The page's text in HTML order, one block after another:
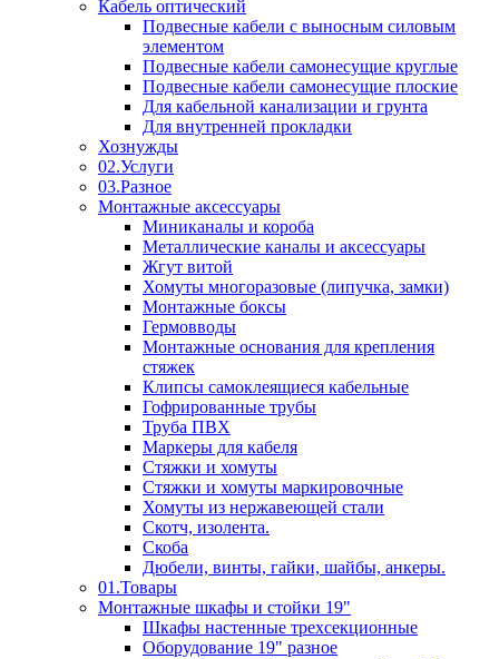
Кабель оптический
Подвесные кабели с выносным силовым
элементом
Подвесные кабели самонесущие круглые
Подвесные кабели самонесущие плоские
Для кабельной канализации и грунта
Для внутренней прокладки
Хознужды
02.Услуги
03.Разное
Монтажные аксессуары
Миниканалы и короба
Металлические каналы и аксессуары
Жгут витой
Хомуты многоразовые (липучка, замки)
Монтажные боксы
Гермовводы
Монтажные основания для крепления
стяжек
Клипсы самоклеящиеся кабельные
Гофрированные трубы
Труба ПВХ
Маркеры для кабеля
Стяжки и хомуты
Стяжки и хомуты маркировочные
Хомуты из нержавеющей стали
Скотч, изолента.
Скоба
Дюбели, винты, гайки, шайбы, анкеры.
01.Товары
Монтажные шкафы и стойки 19"
Шкафы настенные трехсекционные
Оборудование 19" разное